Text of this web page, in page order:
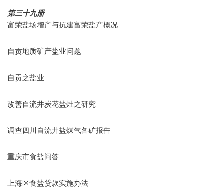
第三十九册
富荣盐场增产与抗建富荣盐产概况
自贡地质矿产盐业问题
自贡之盐业
改善自流井炭花盐灶之研究
调查四川自流井盐煤气各矿报告
重庆市食盐问答
上海区食盐贷款实施办法